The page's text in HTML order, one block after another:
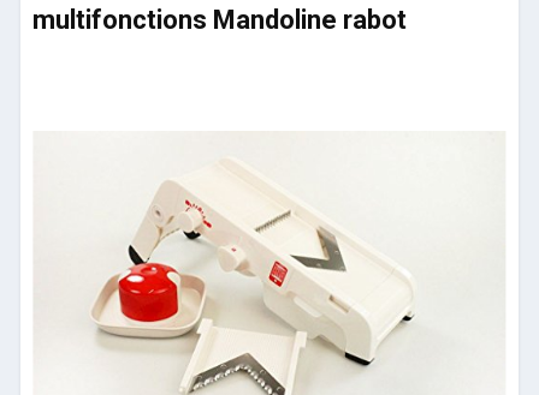
multifonctions Mandoline rabot